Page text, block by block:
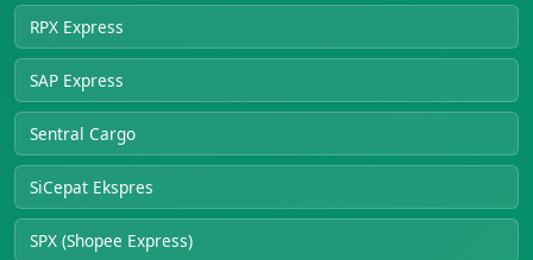
RPX Express
SAP Express
Sentral Cargo
SiCepat Ekspres
SPX (Shopee Express)